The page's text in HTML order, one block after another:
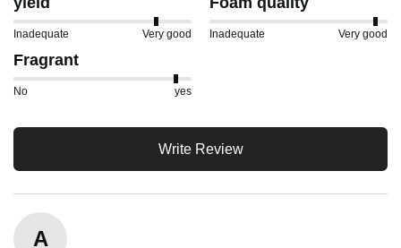
Inadequate Very good Inadequate Very good
Fragrant
No yes
Write Review
A